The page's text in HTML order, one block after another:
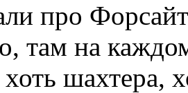
про
там на
шахтера,